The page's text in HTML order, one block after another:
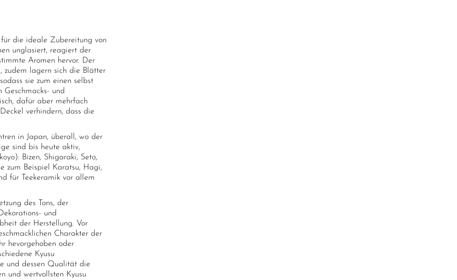
die ideale Zubereitung von
unglasiert, reagiert der
Aromen hervor. Der
zudem lagern sich die Blätter
sie zum einen selbst
und
dafür aber mehrfach
verhindern, dass die
in Japan, überall, wo der
sind bis heute aktiv,
Bizen, Shigaraki, Seto,
zum Beispiel Karatsu, Hagi,
für Teekeramik vor allem
des Tons, der
und
der Herstellung. Vor
Charakter der
hevorgehoben oder
Kyusu
und dessen Qualität die
und wertvollsten Kyusu